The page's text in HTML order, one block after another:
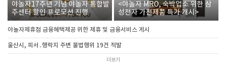
야놀자17주년 기념 야놀자 통합발
주센터 할인 프로모션 진행
<야놀자 MRO, 숙박업소 위한 삼
성전자 가전제품 특가 개시>
야놀자제휴점 금융혜택제공 위한 제휴 및 금융서비스 게시
울산시, 피서․행락지 주변 불법행위 19건 적발
더보기